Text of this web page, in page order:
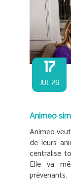
17
JUL 26
Animeo
Animeo
de leurs
centralise
Elle va
prévenants.